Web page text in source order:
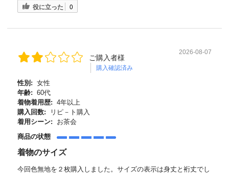
役に立った 0
ご購入者様
購入確認済み
2026-08-07
性別: 女性
年齢: 60代
着物着用歴: 4年以上
購入回数:
リピ－ト購入
着用シーン:
お茶会
商品の状態
着物のサイズ
今回色無地を２枚購入しました。サイズの表示は身丈と裄丈でし